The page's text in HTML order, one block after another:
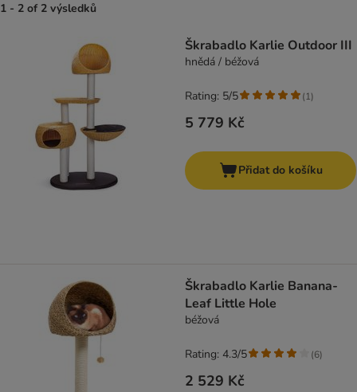
1 - 2 of 2 výsledků
Škrabadlo Karlie Outdoor III
hnědá / béžová
5 779 Kč
Rating: 5/5 (1)
Přidat do košíku
Škrabadlo Karlie Banana-
Leaf Little Hole
béžová
2 529 Kč
Rating: 4.3/5 (6)